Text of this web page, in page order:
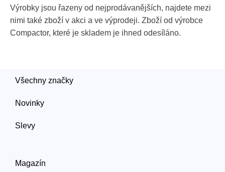
Výrobky jsou řazeny od nejprodávanějších, najdete mezi
nimi také zboží v akci a ve výprodeji. Zboží od výrobce
Compactor, které je skladem je ihned odesíláno.
Všechny značky
Novinky
Slevy
Magazín